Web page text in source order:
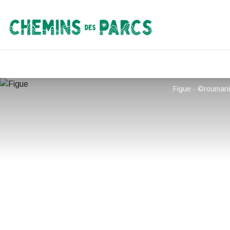
Chemins des Parcs
Figue -